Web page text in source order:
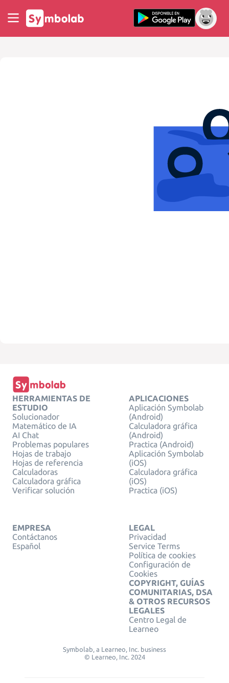
HERRAMIENTAS DE
ESTUDIO
Solucionador
Matemático de IA
AI Chat
Problemas populares
Hojas de trabajo
Hojas de referencia
Calculadoras
Calculadora gráfica
Verificar solución
APLICACIONES
Aplicación Symbolab
(Android)
Calculadora gráfica
(Android)
Practica (Android)
Aplicación Symbolab
(iOS)
Calculadora gráfica
(iOS)
Practica (iOS)
EMPRESA
Contáctanos
Español
LEGAL
Privacidad
Service Terms
Política de cookies
Configuración de
Cookies
COPYRIGHT, GUÍAS
COMUNITARIAS, DSA
& OTROS RECURSOS
LEGALES
Centro Legal de
Learneo
Symbolab, a Learneo, Inc. business
© Learneo, Inc. 2024